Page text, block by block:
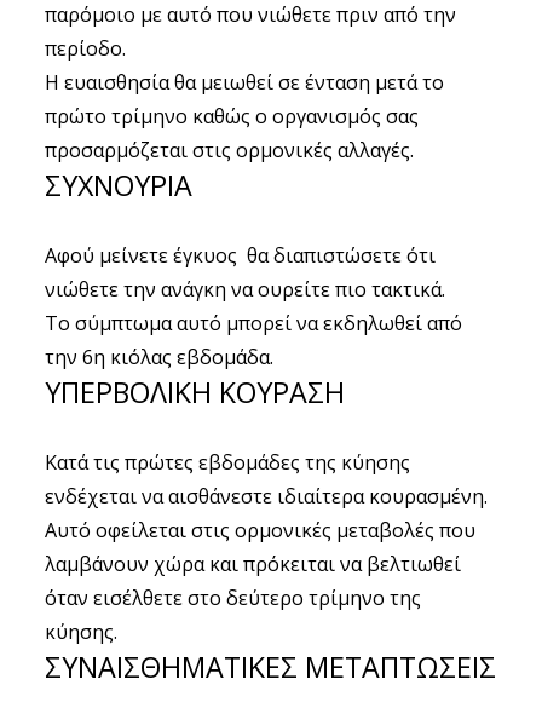
παρόμοιο με αυτό που νιώθετε πριν από την
περίοδο.
Η ευαισθησία θα μειωθεί σε ένταση μετά το
πρώτο τρίμηνο καθώς ο οργανισμός σας
προσαρμόζεται στις ορμονικές αλλαγές.
ΣΥΧΝΟΥΡΙΑ
Αφού μείνετε έγκυος θα διαπιστώσετε ότι
νιώθετε την ανάγκη να ουρείτε πιο τακτικά.
Το σύμπτωμα αυτό μπορεί να εκδηλωθεί από
την 6η κιόλας εβδομάδα.
ΥΠΕΡΒΟΛΙΚΗ ΚΟΥΡΑΣΗ
Κατά τις πρώτες εβδομάδες της κύησης
ενδέχεται να αισθάνεστε ιδιαίτερα κουρασμένη.
Αυτό οφείλεται στις ορμονικές μεταβολές που
λαμβάνουν χώρα και πρόκειται να βελτιωθεί
όταν εισέλθετε στο δεύτερο τρίμηνο της
κύησης.
ΣΥΝΑΙΣΘΗΜΑΤΙΚΕΣ ΜΕΤΑΠΤΩΣΕΙΣ